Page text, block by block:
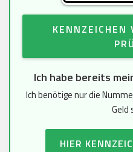
KENNZEICHEN
Ich habe bereits
Ich benötige nur die
Geld
HIER